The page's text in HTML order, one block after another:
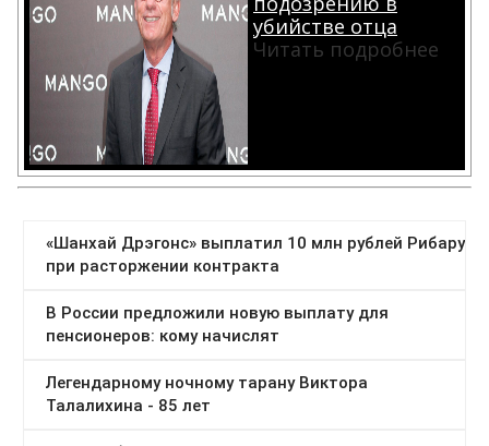
убийстве отца
Читать подробнее